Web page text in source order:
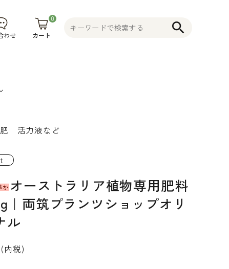
わせ
0
カート
search
物
食
品
そ
の
他
活力液など
オーストラリア植物専用肥料
｜両筑プランツショップオリ
ル
内税)